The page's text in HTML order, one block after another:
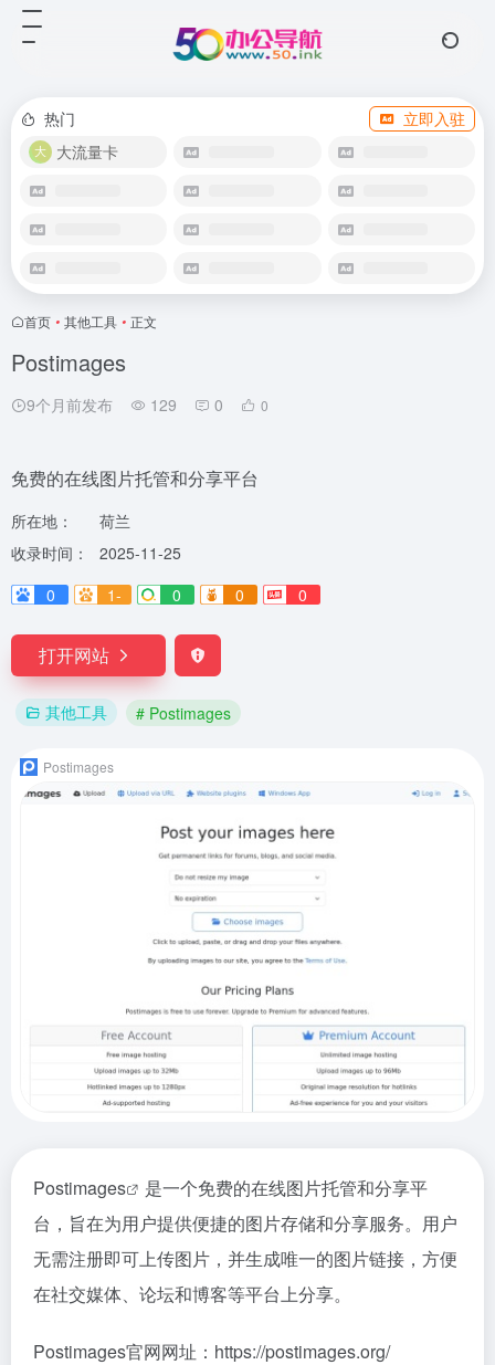
热门
立即入驻
大流量卡
首页 • 其他工具 • 正文
Postimages
9个月前发布 129 0 0
免费的在线图片托管和分享平台
所在地：
荷兰
收录时间：
2025-11-25
0
1- 0 0 0
打开网站
其他工具 # Postimages
Postimages
Postimages
是一个免费的在线图片托管和分享平
台，旨在为用户提供便捷的图片存储和分享服务。用户
无需注册即可上传图片，并生成唯一的图片链接，方便
在社交媒体、论坛和博客等平台上分享。
Postimages官网网址：https://postimages.org/